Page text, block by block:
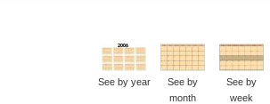
See by year
See by
month
See by
week